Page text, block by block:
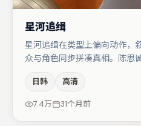
星河追缉
星河追缉在类型上偏向动作，
众与角色同步拼凑真相。陈思
承担叙事驱动，秦海璐、木村
疑调剂（视场次而定）。若你
作品值得关注。
日韩 高清
7.4万 31个月前